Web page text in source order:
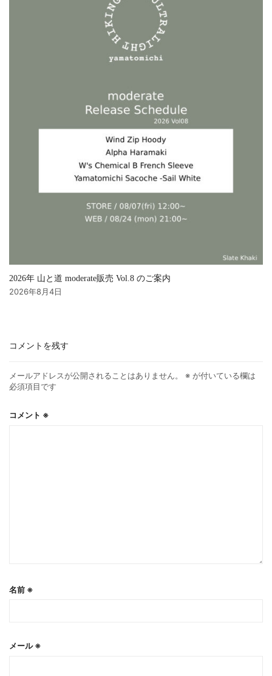
2026年 山と道 moderate販売 Vol.8 のご案内
2026年8月4日
コメントを残す
メールアドレスが公開されることはありません。 ※ が付いている欄は
必須項目です
コメント ※
名前 ※
メール※